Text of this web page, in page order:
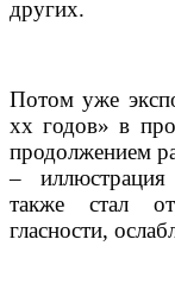
других.
Потом уже
хх годов» в
продолжением
–
также стал
гласности,